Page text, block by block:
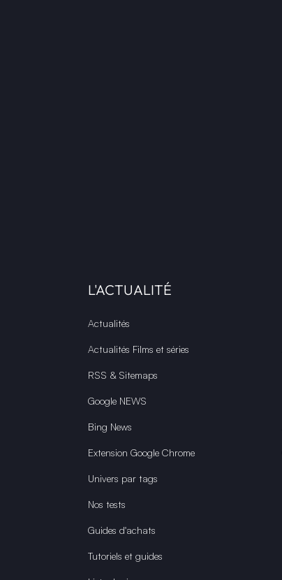
L'ACTUALITÉ
Actualités
Actualités Films et séries
RSS & Sitemaps
Google NEWS
Bing News
Extension Google Chrome
Univers par tags
Nos tests
Guides d'achats
Tutoriels et guides